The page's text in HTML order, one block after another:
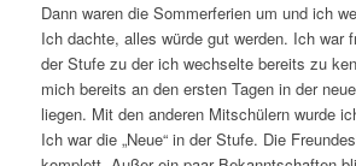
Dann waren die Sommerferien um und ich
Ich dachte, alles würde gut werden. Ich war
der Stufe zu der ich wechselte bereits zu
mich bereits an den ersten Tagen in der
liegen. Mit den anderen Mitschülern wurde
Ich war die „Neue“ in der Stufe. Die